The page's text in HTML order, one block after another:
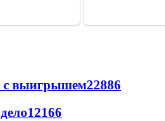
с выигрышем22886
12166